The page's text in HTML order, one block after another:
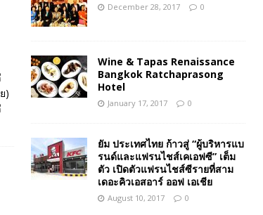
)
December 28, 2017 0
Wine & Tapas Renaissance
Bangkok Ratchaprasong
Hotel
January 17, 2017 0
ยัม ประเทศไทย ก้าวสู่ “ผู้บริหารแบ
รนด์และแฟรนไชส์เคเอฟซี” เต็ม
ตัว เปิดตัวแฟรนไชส์ซีรายที่สาม
เดอะคิวเอสอาร์ ออฟ เอเชีย
August 10, 2017 0